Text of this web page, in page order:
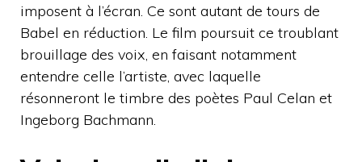
imposent à l’écran. Ce sont autant de tours de
Babel en réduction. Le film poursuit ce troublant
brouillage des voix, en faisant notamment
entendre celle l’artiste, avec laquelle
résonneront le timbre des poètes Paul Celan et
Ingeborg Bachmann.